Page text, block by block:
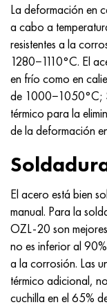
La deformación en
a cabo a
resistentes a la
1280−1110°C. El
en frío como en
de 1000−1050°C;
térmico para la
de la deformación
El acero está bien
manual. Para la
OZL-20 son
no es inferior al
a la corrosión. Las
térmico adicional,
cuchilla en el 65%